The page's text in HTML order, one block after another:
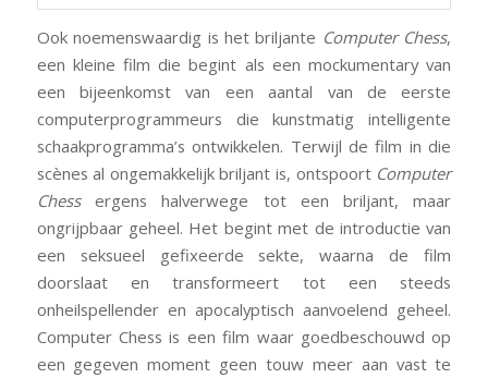
Ook noemenswaardig is het briljante Computer Chess,
een kleine film die begint als een mockumentary van
een bijeenkomst van een aantal van de eerste
computerprogrammeurs die kunstmatig intelligente
schaakprogramma’s ontwikkelen. Terwijl de film in die
scènes al ongemakkelijk briljant is, ontspoort Computer
Chess ergens halverwege tot een briljant, maar
ongrijpbaar geheel. Het begint met de introductie van
een seksueel gefixeerde sekte, waarna de film
doorslaat en transformeert tot een steeds
onheilspellender en apocalyptisch aanvoelend geheel.
Computer Chessis een film waar goedbeschouwd op
een gegeven moment geen touw meer aan vast te